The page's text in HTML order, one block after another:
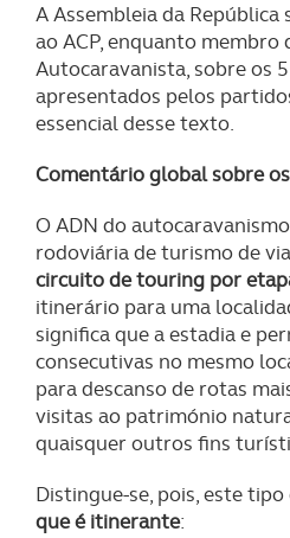
A Assembleia da
ao ACP, enquanto
Autocaravanista, sobre os
apresentados pelos
essencial desse texto.
Comentário global sobre
O ADN do
rodoviária de turismo de
circuito de touring por
itinerário para uma
significa que a estadia e
consecutivas no mesmo
para descanso de rotas
visitas ao património
quaisquer outros fins
Distingue-se, pois, este tipo
que é itinerante: